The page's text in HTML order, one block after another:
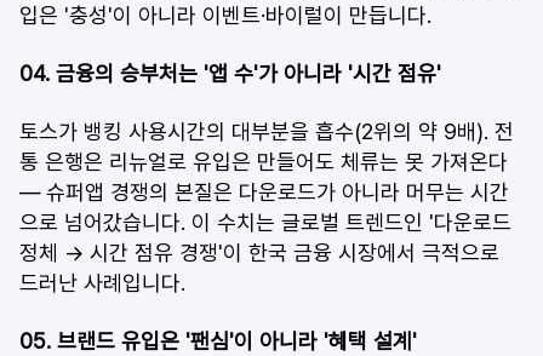
입은 '충성'이 아니라 이벤트·바이럴이 만듭니다.
04. 금융의 승부처는 '앱 수'가 아니라 '시간 점유'
토스가 뱅킹 사용시간의 대부분을 흡수(2위의 약 9배). 전
통 은행은 리뉴얼로 유입은 만들어도 체류는 못 가져온다
— 슈퍼앱 경쟁의 본질은 다운로드가 아니라 머무는 시간
으로 넘어갔습니다. 이 수치는 글로벌 트렌드인 '다운로드
정체 → 시간 점유 경쟁'이 한국 금융 시장에서 극적으로
드러난 사례입니다.
05. 브랜드 유입은 '팬심'이 아니라 '혜택 설계'